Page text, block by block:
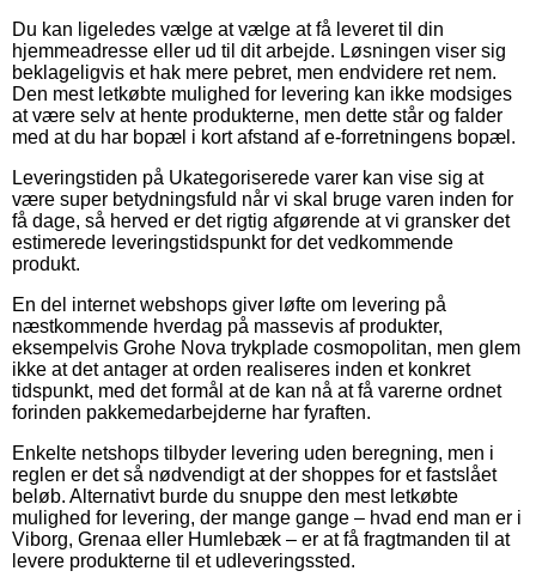
Du kan ligeledes vælge at vælge at få leveret til din
hjemmeadresse eller ud til dit arbejde. Løsningen viser sig
beklageligvis et hak mere pebret, men endvidere ret nem.
Den mest letkøbte mulighed for levering kan ikke modsiges
at være selv at hente produkterne, men dette står og falder
med at du har bopæl i kort afstand af e-forretningens bopæl.
Leveringstiden på Ukategoriserede varer kan vise sig at
være super betydningsfuld når vi skal bruge varen inden for
få dage, så herved er det rigtig afgørende at vi gransker det
estimerede leveringstidspunkt for det vedkommende
produkt.
En del internet webshops giver løfte om levering på
næstkommende hverdag på massevis af produkter,
eksempelvis Grohe Nova trykplade cosmopolitan, men glem
ikke at det antager at orden realiseres inden et konkret
tidspunkt, med det formål at de kan nå at få varerne ordnet
forinden pakkemedarbejderne har fyraften.
Enkelte netshops tilbyder levering uden beregning, men i
reglen er det så nødvendigt at der shoppes for et fastslået
beløb. Alternativt burde du snuppe den mest letkøbte
mulighed for levering, der mange gange – hvad end man er i
Viborg, Grenaa eller Humlebæk – er at få fragtmanden til at
levere produkterne til et udleveringssted.